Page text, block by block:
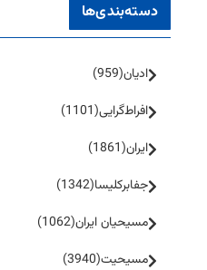
دسته‌بندی‌ها
ادیان(959)
افراط‌گرایی(1101)
ایران(1861)
جفا‌بر‌کلیسا(1342)
مسیحیان ایران(1062)
مسیحیت(3940)